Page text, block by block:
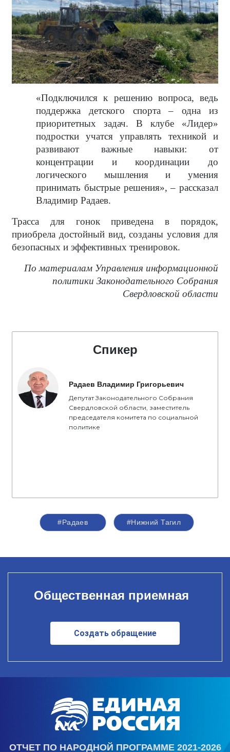
«Подключился к решению вопроса, ведь
поддержка детского спорта – одна из
приоритетных задач. В клубе «Лидер»
подростки учатся управлять техникой и
развивают важные навыки: от
концентрации и координации до
логического мышления и умения
принимать быстрые решения», – рассказал
Владимир Радаев.
Трасса для гонок приведена в порядок,
приобрела достойный вид, созданы условия для
безопасных и эффективных тренировок.
По материалам Управления информационной
политики Законодательного Собрания
Свердловской области
Спикер
Радаев Владимир Григорьевич
Депутат Законодательного Собрания
Свердловской области, заместитель
председателя комитета по социальной
политике
#Радаев #Нижний Тагил
Общественная приемная
Создать обращение
ОТЧЕТ ПО НАРОДНОЙ ПРОГРАММЕ 2021-2026